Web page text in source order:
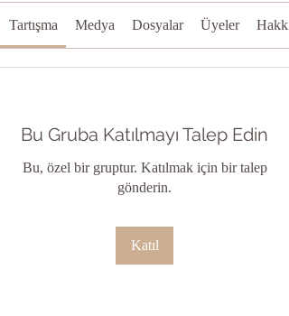
Tartışma Medya Dosyalar Üyeler
Bu Gruba Katılmayı Talep Edin
Bu, özel bir gruptur. Katılmak için bir talep
gönderin.
Katıl